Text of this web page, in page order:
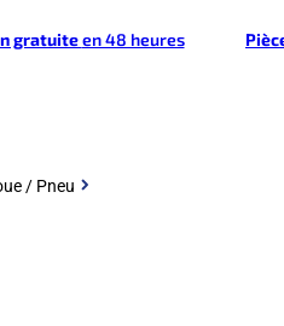
gratuiteen 48 heures
/ Pneu